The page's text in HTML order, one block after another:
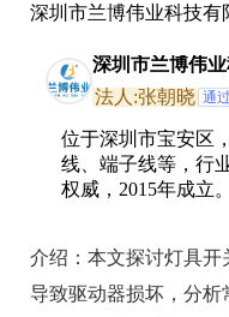
深圳市兰博伟业科技有
深圳市兰博伟
法人:张朝晓 通
位于深圳市宝安区
线、端子线等，行
权威，2015年成立。
介绍： 本文探讨灯具开
导致驱动器损坏，分